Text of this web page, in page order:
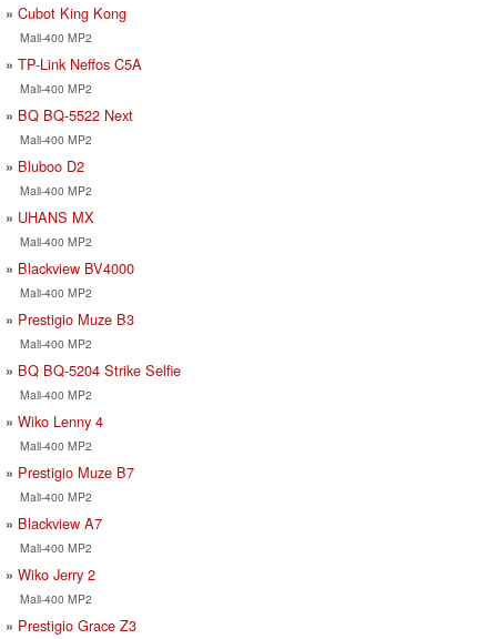
Cubot King Kong
Mali-400 MP2
TP-Link Neffos C5A
Mali-400 MP2
BQ BQ-5522 Next
Mali-400 MP2
Bluboo D2
Mali-400 MP2
UHANS MX
Mali-400 MP2
Blackview BV4000
Mali-400 MP2
Prestigio Muze B3
Mali-400 MP2
BQ BQ-5204 Strike Selfie
Mali-400 MP2
Wiko Lenny 4
Mali-400 MP2
Prestigio Muze B7
Mali-400 MP2
Blackview A7
Mali-400 MP2
Wiko Jerry 2
Mali-400 MP2
Prestigio Grace Z3